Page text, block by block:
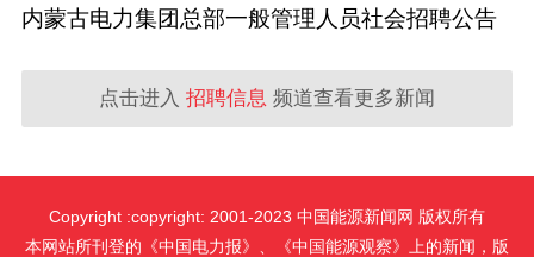
内蒙古电力集团总部一般管理人员社会招聘公告
点击进入 招聘信息 频道查看更多新闻
Copyright :copyright: 2001-2023 中国能源新闻网 版权所有
本网站所刊登的《中国电力报》、《中国能源观察》上的新闻，版